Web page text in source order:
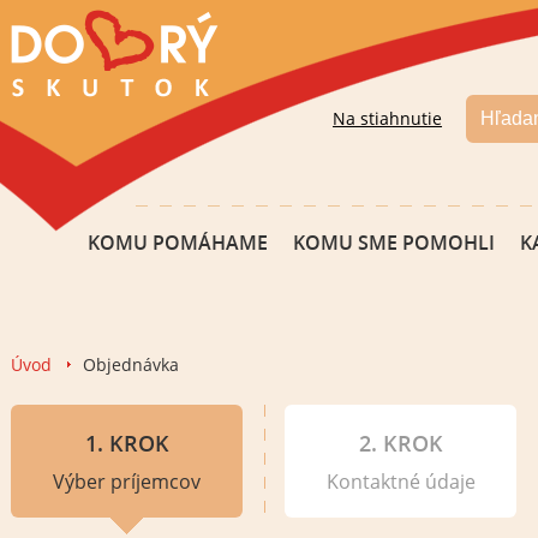
Na stiahnutie
KOMU POMÁHAME KOMU SME POMOHLI
Úvod Objednávka
1. KROK
Výber príjemcov
2. KROK
Kontaktné údaje